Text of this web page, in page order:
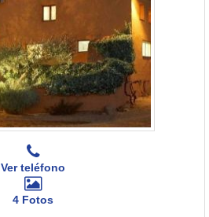
Ver teléfono
4 Fotos